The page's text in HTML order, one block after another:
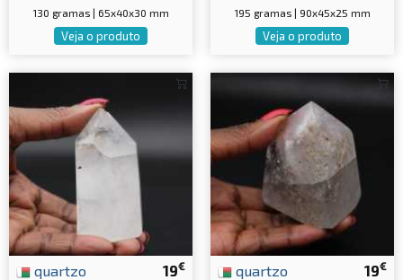
130 gramas | 65x40x30 mm
Veja o produto
195 gramas | 90x45x25 mm
Veja o produto
19€
quartzo 19€
quartzo